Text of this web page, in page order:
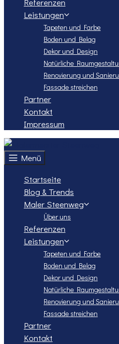
Leistungen
Tapeten und Farbe
Boden und Belag
Dekor und Design
Natürliche
Renovierung und
Fassade streichen
Partner
Kontakt
Impressum
Menü
Startseite
Blog & Trends
Maler Steenweg
Über uns
Referenzen
Leistungen
Tapeten und Farbe
Boden und Belag
Dekor und Design
Natürliche
Renovierung und
Fassade streichen
Partner
Kontakt